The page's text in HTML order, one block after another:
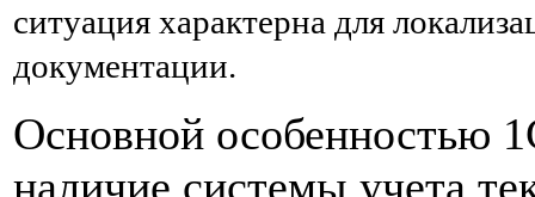
ситуация характерна для
документации.
Основной особенностью
наличие системы учета